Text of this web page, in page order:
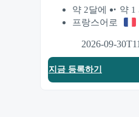
약 2달에
약 1
프랑스어로
2026-09-
지금 등록하기